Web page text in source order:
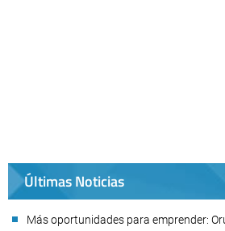
Últimas Noticias
Más oportunidades para emprender: